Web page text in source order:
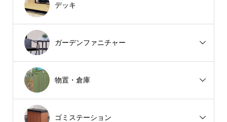
デッキ
ガーデンファニチャー
物置・倉庫
ゴミステーション